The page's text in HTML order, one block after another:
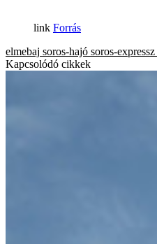
Forrás
elmebaj soros-hajó soros-expressz
Kapcsolódó cikkek